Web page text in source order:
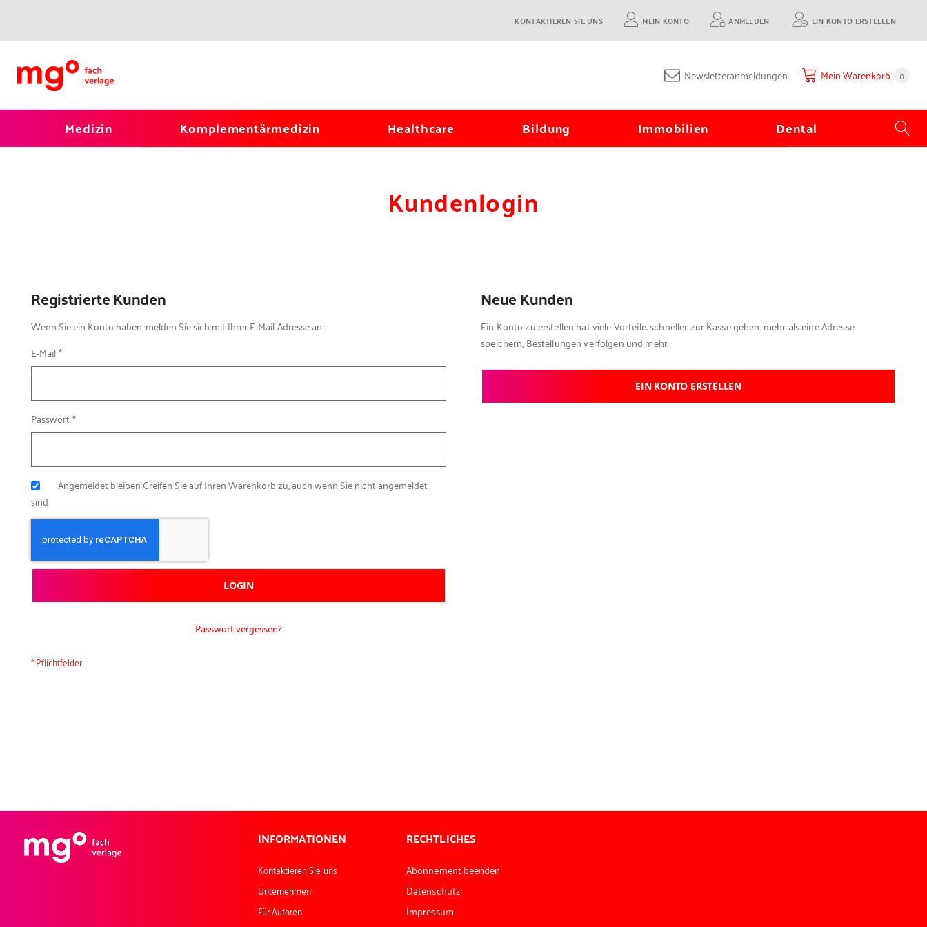
KONTAKTIEREN SIE UNS MEIN KONTO ANMELDEN EIN KONTO ERSTELLEN
Newsletteranmeldungen Mein Warenkorb 0
Medizin Komplementärmedizin Healthcare Bildung Immobilien Dental
Kundenlogin
Registrierte Kunden
Wenn Sie ein Konto haben, melden Sie sich mit Ihrer E-Mail-Adresse an.
E-Mail
Passwort
Angemeldet bleiben Greifen Sie auf Ihren Warenkorb zu, auch wenn Sie nicht angemeldet
sind
LOGIN
Passwort vergessen?
Neue Kunden
Ein Konto zu erstellen hat viele Vorteile: schneller zur Kasse gehen, mehr als eine Adresse
speichern, Bestellungen verfolgen und mehr.
EIN KONTO ERSTELLEN
INFORMATIONEN
Kontaktieren Sie uns
Unternehmen
Für Autoren
RECHTLICHES
Abonnement beenden
Datenschutz
Impressum